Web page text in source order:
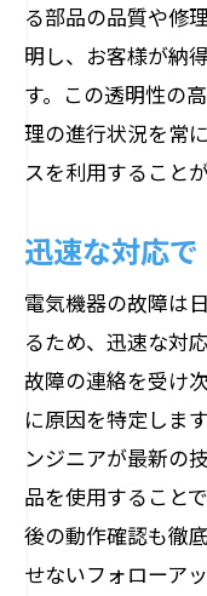
る部品の品質や修
明し、お客様が納
す。この透明性の
理の進行状況を常
スを利用すること
迅速な対応
電気機器の故障は
るため、迅速な対
故障の連絡を受け
に原因を特定しま
ンジニアが最新の
品を使用すること
後の動作確認も徹
せないフォローア